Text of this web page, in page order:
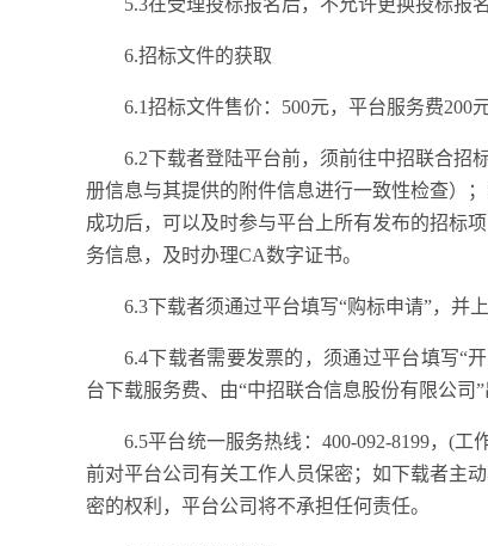
5.3在受理投标报名后，不允许更换投标报
6.招标文件的获取
6.1招标文件售价：500元，平台服务费200
6.2下载者登陆平台前，须前往中招联合招
册信息与其提供的附件信息进行一致性检查）
成功后，可以及时参与平台上所有发布的招标
务信息，及时办理CA数字证书。
6.3下载者须通过平台填写“购标申请”，并
6.4下载者需要发票的，须通过平台填写“
台下载服务费、由“中招联合信息股份有限公司
6.5平台统一服务热线：400-092-8199，(工
前对平台公司有关工作人员保密；如下载者主
密的权利，平台公司将不承担任何责任。